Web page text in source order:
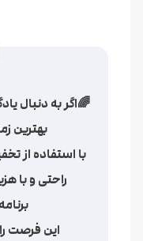
🌈اگر به دنبال
بهترین
با استفاده از
راحتی و با
این فرصت